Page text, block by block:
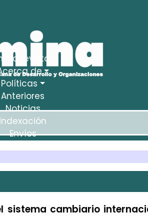
Inicio revista
de
Políticas
Anteriores
Noticias
Indexación
Envíos
sistema cambiario